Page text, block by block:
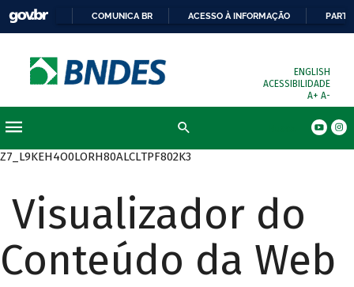
COMUNICA BR ACESSO À INFORMAÇÃO
ENGLISH
ACESSIBILIDADE
A+ A-
Z7_L9KEH4O0LORH80ALCLTPF802K3
Visualizador do
Conteúdo da Web